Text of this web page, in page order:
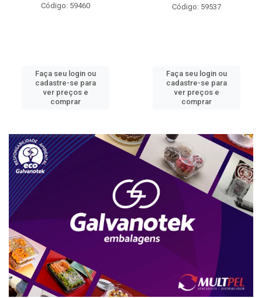
Código: 59460
Faça seu login ou
cadastre-se para
ver preços e
comprar
Código: 59537
Faça seu login ou
cadastre-se para
ver preços e
comprar